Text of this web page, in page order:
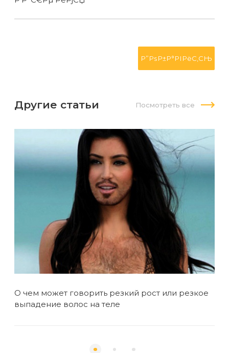
Другие статьи Посмотреть все
О чем может говорить резкий рост или резкое
выпадение волос на теле